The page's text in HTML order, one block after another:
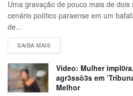
Uma gravação de pouco mais de
cenário político paraense em um
de...
SAIBA MAIS
Vídeo: Mulher
agr3ssõ3s em
Melhor